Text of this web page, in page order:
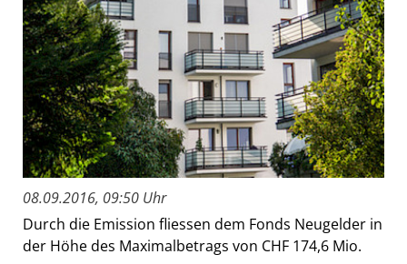
08.09.2016, 09:50 Uhr
Durch die Emission fliessen dem Fonds Neugelder in
der Höhe des Maximalbetrags von CHF 174,6 Mio.